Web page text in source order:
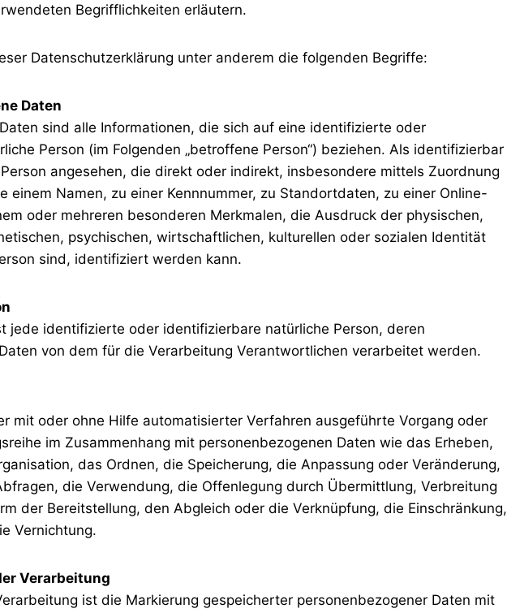
Begrifflichkeiten erläutern.
Datenschutzerklärung unter anderem die folgenden Begriffe:
Daten
sind alle Informationen, die sich auf eine identifizierte oder
Person (im Folgenden „betroffene Person“) beziehen. Als identifizierbar
angesehen, die direkt oder indirekt, insbesondere mittels Zuordnung
einem Namen, zu einer Kennnummer, zu Standortdaten, zu einer Online-
oder mehreren besonderen Merkmalen, die Ausdruck der physischen,
psychischen, wirtschaftlichen, kulturellen oder sozialen Identität
sind, identifiziert werden kann.
jede identifizierte oder identifizierbare natürliche Person, deren
von dem für die Verarbeitung Verantwortlichen verarbeitet werden.
mit oder ohne Hilfe automatisierter Verfahren ausgeführte Vorgang oder
im Zusammenhang mit personenbezogenen Daten wie das Erheben,
das Ordnen, die Speicherung, die Anpassung oder Veränderung,
die Verwendung, die Offenlegung durch Übermittlung, Verbreitung
der Bereitstellung, den Abgleich oder die Verknüpfung, die Einschränkung,
Vernichtung.
Verarbeitung
ist die Markierung gespeicherter personenbezogener Daten mit